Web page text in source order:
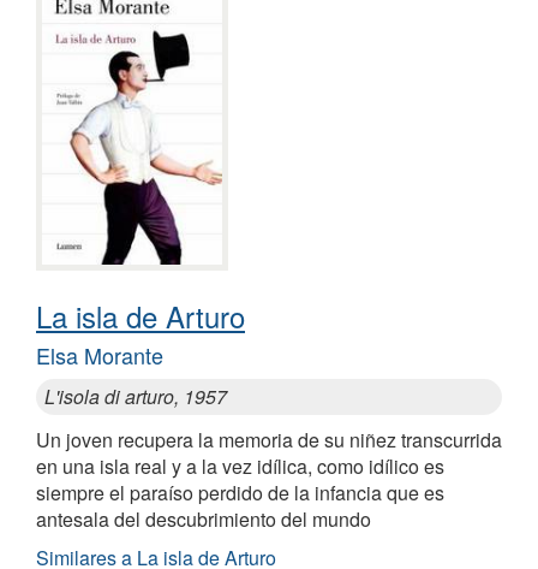
La isla de Arturo
Elsa Morante
L'isola di arturo, 1957
Un joven recupera la memoria de su niñez transcurrida
en una isla real y a la vez idílica, como idílico es
siempre el paraíso perdido de la infancia que es
antesala del descubrimiento del mundo
Similares a La isla de Arturo